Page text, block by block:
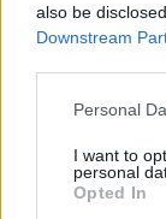
also be
Downstream
Please note
not limited to
grant or deny
use your data
Personal
I want to
personal
Opted In
2000
2009. február